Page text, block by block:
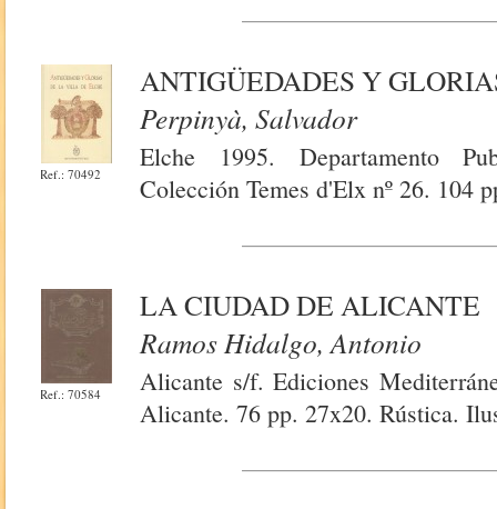
Ref.: 70492
ANTIGÜEDADES Y
Perpinyà, Salvador
Elche 1995. Departamento
Colección Temes d'Elx nº 26. 104
Ref.: 70584
LA CIUDAD DE ALICANTE
Ramos Hidalgo, Antonio
Alicante s/f. Ediciones
Alicante. 76 pp. 27x20. Rústica.